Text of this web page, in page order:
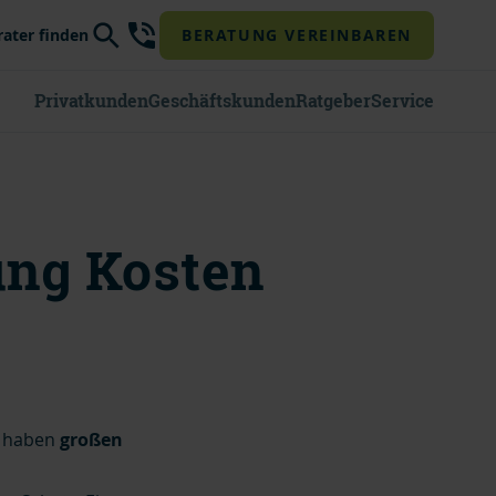
finden BERATUNG VEREINBAREN
PrivatkundenGeschäftskundenRatgeberService
Kosten
großen